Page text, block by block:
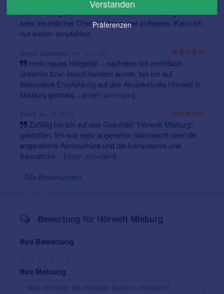
am 16.12.22
Ein sehr guter Service ,Kompetente Beratung und ein
sehr freundlicher Chef. Ich bin super zufrieden. Kann ich
nur weiter- empfehlen.
mein neues Hörgerät -- nachdem ich mehrfach
unseriös bzw. falsch beraten wurde, bin ich auf
besondere Empfehlung auf das Akustkstudio Hörwelt in
Misburg gestoss... [mehr anzeigen]
Zufällig bin ich auf das Geschäft "Hörwelt Misburg"
gestoßen. Ich war sehr angenehm überrascht über die
angenehme Atmosphäre und die kompetente und
freundliche... [mehr anzeigen]
Alle Bewertungen
Bewertung für Hörwelt Misburg
Ihre Bewertung
Ihre Meinung
Verstanden
Präferenzen